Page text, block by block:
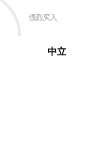
强烈买入
中立